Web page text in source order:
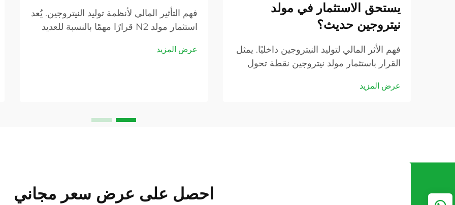
يستحق الاستثمار في مولد
نيتروجين حديث؟
فهم الأثر المالي لتوليد النيتروجين داخليًا. يمثل
القرار باستثمار مولد نيتروجين نقطة تحول
وعندما تسعى الشركات إلى تحسين عملياتها
عرض المزيد
فهم التأثير المالي لأنظمة توليد النيتروجين. يُعد
استثمار مولد N2 قرارًا مهمًا بالنسبة للعديد
التكاليف الفورية والفوائد طويلة الأجل. إن
عرض المزيد
احصل على عرض سعر مجاني